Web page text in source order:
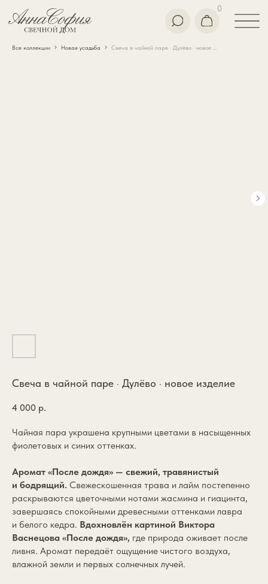
Все коллекции Новая усадьба
Свеча в чайной паре · Дулёво · новое изделие
4 000 р.
Чайная пара украшена крупными цветами в насыщенных
фиолетовых и синих оттенках.
Аромат «После дождя» — свежий, травянистый
и бодрящий. Свежескошенная трава и лайм постепенно
раскрываются цветочными нотами жасмина и гиацинта,
завершаясь спокойными древесными оттенками лавра
и белого кедра. Вдохновлён картиной Виктора
Васнецова «После дождя», где природа оживает после
ливня. Аромат передаёт ощущение чистого воздуха,
влажной земли и первых солнечных лучей.